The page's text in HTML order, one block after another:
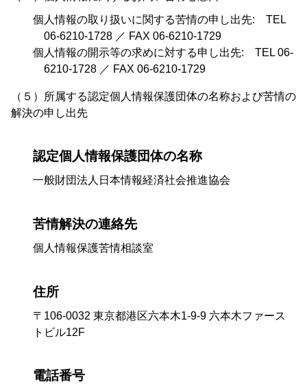
個人情報の取り扱いに関する苦情の申し出先: TEL
06-6210-1728 ／ FAX 06-6210-1729
個人情報の開示等の求めに対する申し出先: TEL 06-
6210-1728 ／ FAX 06-6210-1729
（５）所属する認定個人情報保護団体の名称および苦情の
解決の申し出先
認定個人情報保護団体の名称
一般財団法人日本情報経済社会推進協会
苦情解決の連絡先
個人情報保護苦情相談室
住所
〒106-0032 東京都港区六本木1-9-9 六本木ファース
トビル12F
電話番号